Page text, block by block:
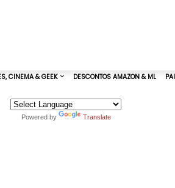
Powered by Translate